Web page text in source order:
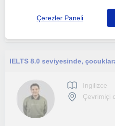
Çevrimiçi
Ingilizce
Çevrimiçi
Çerezler Paneli